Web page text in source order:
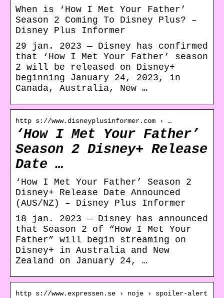
When is ‘How I Met Your Father’
Season 2 Coming To Disney Plus? –
Disney Plus Informer
29 jan. 2023 — Disney has confirmed
that ‘How I Met Your Father’ season
2 will be released on Disney+
beginning January 24, 2023, in
Canada, Australia, New …
http s://www.disneyplusinformer.com › …
‘How I Met Your Father’
Season 2 Disney+ Release
Date …
‘How I Met Your Father’ Season 2
Disney+ Release Date Announced
(AUS/NZ) – Disney Plus Informer
18 jan. 2023 — Disney has announced
that Season 2 of “How I Met Your
Father” will begin streaming on
Disney+ in Australia and New
Zealand on January 24, …
http s://www.expressen.se › noje › spoiler-alert